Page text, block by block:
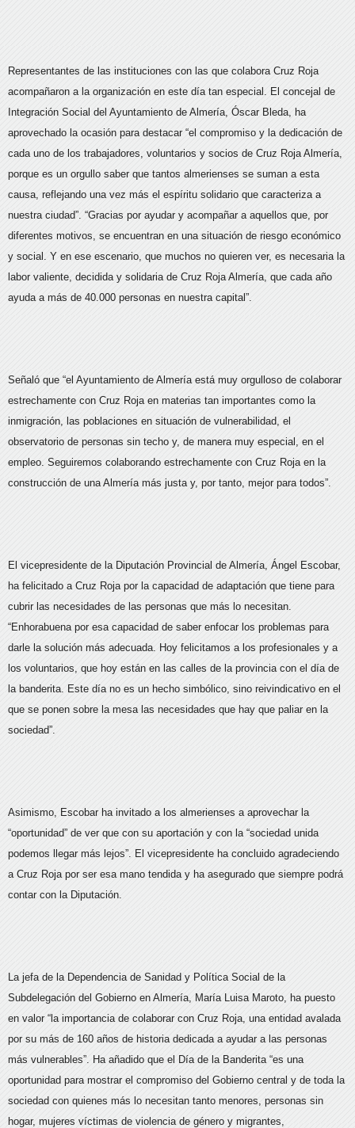
Representantes de las instituciones con las que colabora Cruz Roja
acompañaron a la organización en este día tan especial. El concejal de
Integración Social del Ayuntamiento de Almería, Óscar Bleda, ha
aprovechado la ocasión para destacar “el compromiso y la dedicación de
cada uno de los trabajadores, voluntarios y socios de Cruz Roja Almería,
porque es un orgullo saber que tantos almerienses se suman a esta
causa, reflejando una vez más el espíritu solidario que caracteriza a
nuestra ciudad”. “Gracias por ayudar y acompañar a aquellos que, por
diferentes motivos, se encuentran en una situación de riesgo económico
y social. Y en ese escenario, que muchos no quieren ver, es necesaria la
labor valiente, decidida y solidaria de Cruz Roja Almería, que cada año
ayuda a más de 40.000 personas en nuestra capital”.
Señaló que “el Ayuntamiento de Almería está muy orgulloso de colaborar
estrechamente con Cruz Roja en materias tan importantes como la
inmigración, las poblaciones en situación de vulnerabilidad, el
observatorio de personas sin techo y, de manera muy especial, en el
empleo. Seguiremos colaborando estrechamente con Cruz Roja en la
construcción de una Almería más justa y, por tanto, mejor para todos”.
El vicepresidente de la Diputación Provincial de Almería, Ángel Escobar,
ha felicitado a Cruz Roja por la capacidad de adaptación que tiene para
cubrir las necesidades de las personas que más lo necesitan.
“Enhorabuena por esa capacidad de saber enfocar los problemas para
darle la solución más adecuada. Hoy felicitamos a los profesionales y a
los voluntarios, que hoy están en las calles de la provincia con el día de
la banderita. Este día no es un hecho simbólico, sino reivindicativo en el
que se ponen sobre la mesa las necesidades que hay que paliar en la
sociedad”.
Asimismo, Escobar ha invitado a los almerienses a aprovechar la
“oportunidad” de ver que con su aportación y con la “sociedad unida
podemos llegar más lejos”. El vicepresidente ha concluido agradeciendo
a Cruz Roja por ser esa mano tendida y ha asegurado que siempre podrá
contar con la Diputación.
La jefa de la Dependencia de Sanidad y Política Social de la
Subdelegación del Gobierno en Almería, María Luisa Maroto, ha puesto
en valor “la importancia de colaborar con Cruz Roja, una entidad avalada
por su más de 160 años de historia dedicada a ayudar a las personas
más vulnerables”. Ha añadido que el Día de la Banderita “es una
oportunidad para mostrar el compromiso del Gobierno central y de toda la
sociedad con quienes más lo necesitan tanto menores, personas sin
hogar, mujeres víctimas de violencia de género y migrantes,